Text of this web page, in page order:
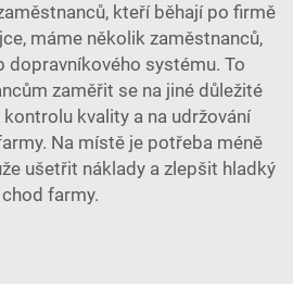
kteří běhají po firmě
máme několik zaměstnanců,
dopravníkového systému. To
zaměřit se na jiné důležité
kvality a na udržování
Na místě je potřeba méně
ušetřit náklady a zlepšit hladký
chod farmy.